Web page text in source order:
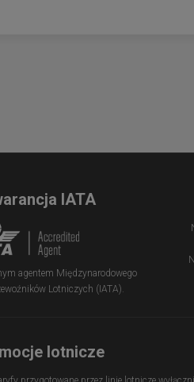
IATA
agentem Międzynarodowego
Lotniczych (IATA).
lotnicze